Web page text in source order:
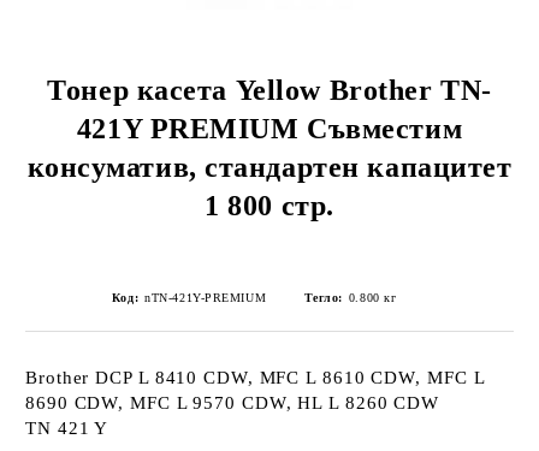
Тонер касета Yellow Brother TN-
421Y PREMIUM Съвместим
консуматив, стандартен капацитет
1 800 стр.
Код: nTN-421Y-PREMIUM Тегло: 0.800 кг
Brother DCP L 8410 CDW, MFC L 8610 CDW, MFC L
8690 CDW, MFC L 9570 CDW, HL L 8260 CDW
TN 421 Y